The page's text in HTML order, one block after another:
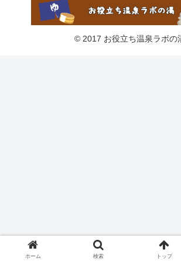
© 2017 お役立ち温泉ラボの
ホーム 検索 トップ